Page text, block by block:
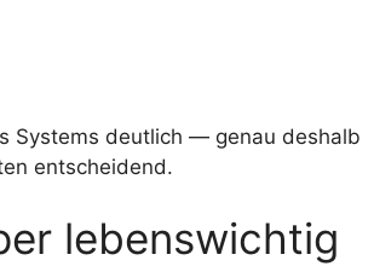
Systems deutlich — genau deshalb
entscheidend.
lebenswichtig